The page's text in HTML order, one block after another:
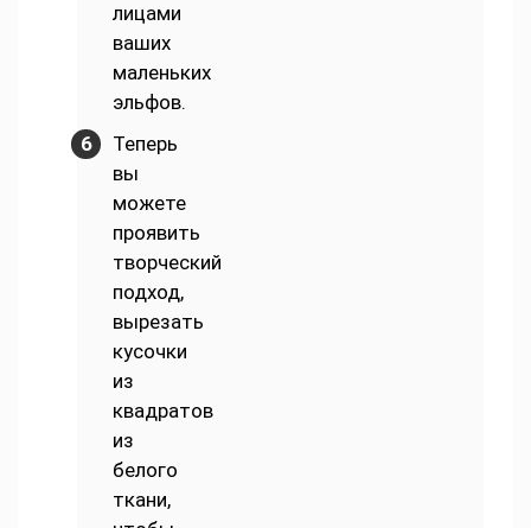
лицами
ваших
маленьких
эльфов.
Теперь
вы
можете
проявить
творческий
подход,
вырезать
кусочки
из
квадратов
из
белого
ткани,